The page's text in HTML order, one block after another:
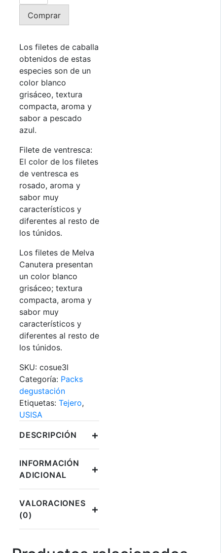
3
latas
TEJERO
cantidad
Comprar
Los filetes de caballa
obtenidos de estas
especies son de un
color blanco
grisáceo, textura
compacta, aroma y
sabor a pescado
azul.
Filete de ventresca:
El color de los filetes
de ventresca es
rosado, aroma y
sabor muy
característicos y
diferentes al resto de
los túnidos.
Los filetes de Melva
Canutera presentan
un color blanco
grisáceo; textura
compacta, aroma y
sabor muy
característicos y
diferentes al resto de
los túnidos.
SKU: cosue3l
Categoría: Packs
degustación
Etiquetas: Tejero,
USISA
DESCRIPCIÓN +
INFORMACIÓN
ADICIONAL
+
VALORACIONES
(0)
+